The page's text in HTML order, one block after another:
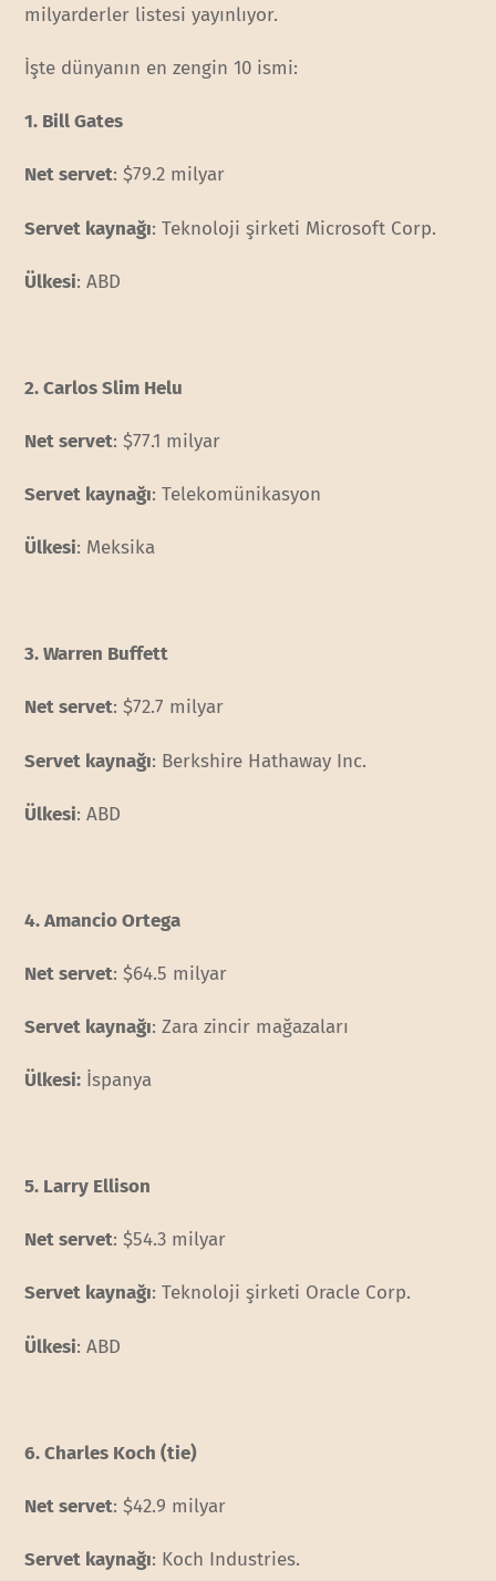
milyarderler listesi yayınlıyor.
İşte dünyanın en zengin 10 ismi:
1. Bill Gates
Net servet: $79.2 milyar
Servet kaynağı: Teknoloji şirketi Microsoft Corp.
Ülkesi: ABD
2. Carlos Slim Helu
Net servet: $77.1 milyar
Servet kaynağı: Telekomünikasyon
Ülkesi: Meksika
3. Warren Buffett
Net servet: $72.7 milyar
Servet kaynağı: Berkshire Hathaway Inc.
Ülkesi: ABD
4. Amancio Ortega
Net servet: $64.5 milyar
Servet kaynağı: Zara zincir mağazaları
Ülkesi: İspanya
5. Larry Ellison
Net servet: $54.3 milyar
Servet kaynağı: Teknoloji şirketi Oracle Corp.
Ülkesi: ABD
6. Charles Koch (tie)
Net servet: $42.9 milyar
Servet kaynağı: Koch Industries.